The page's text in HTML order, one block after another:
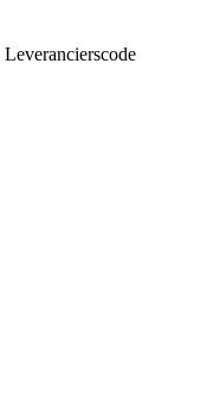
Leverancierscode